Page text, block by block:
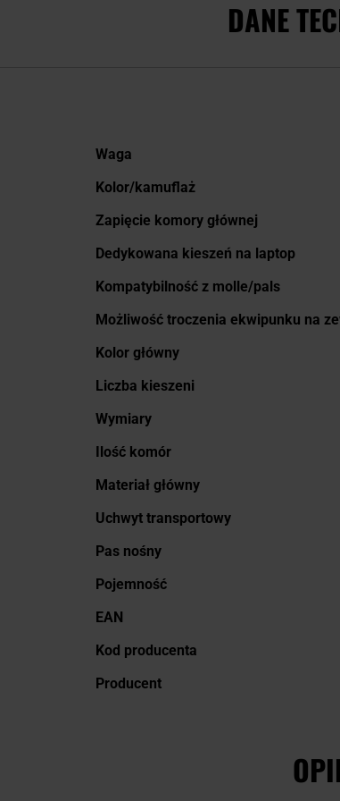
DANE
Więcej
Waga
Kolor/kamuflaż
Zapięcie komory głównej
Dedykowana kieszeń na laptop
Kompatybilność z molle/pals
Możliwość troczenia ekwipunku na
Kolor główny
Liczba kieszeni
Wymiary
Ilość komór
Materiał główny
Uchwyt transportowy
Pas nośny
Pojemność
EAN
Kod producenta
Producent